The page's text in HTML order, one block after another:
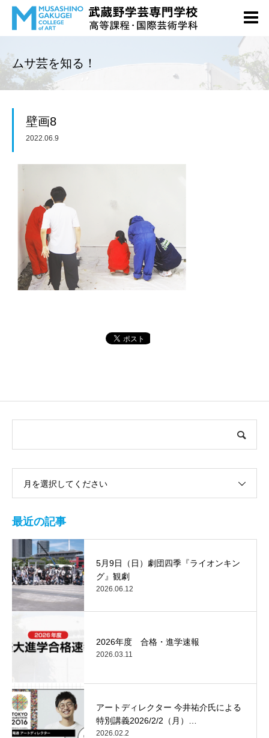
ムサ芸を知る！
壁画8
2022.06.9
月を選択してください
最近の記事
5月9日（日）劇団四季『ライオンキン
グ』観劇
2026.06.12
2026年度 合格・進学速報
2026.03.11
アートディレクター 今井祐介氏による
特別講義2026/2/2（月）…
2026.02.2